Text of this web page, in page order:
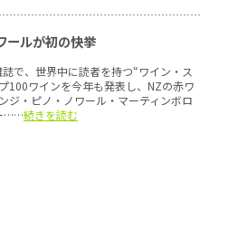
ールが初の快挙
で、世界中に読者を持つ“ワイン・ス
100ワインを今年も発表し、NZの赤ワ
ジ・ピノ・ノワール・マーティンボロ
……続きを読む